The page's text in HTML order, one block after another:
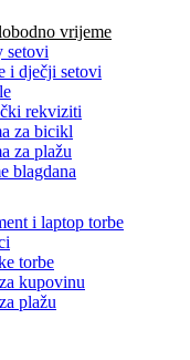
vrijeme
setovi
i dječji setovi
rekviziti
za bicikl
za plažu
blagdana
i laptop torbe
torbe
kupovinu
plažu